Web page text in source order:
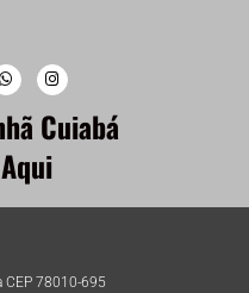
Cuiabá
CEP 78010-695